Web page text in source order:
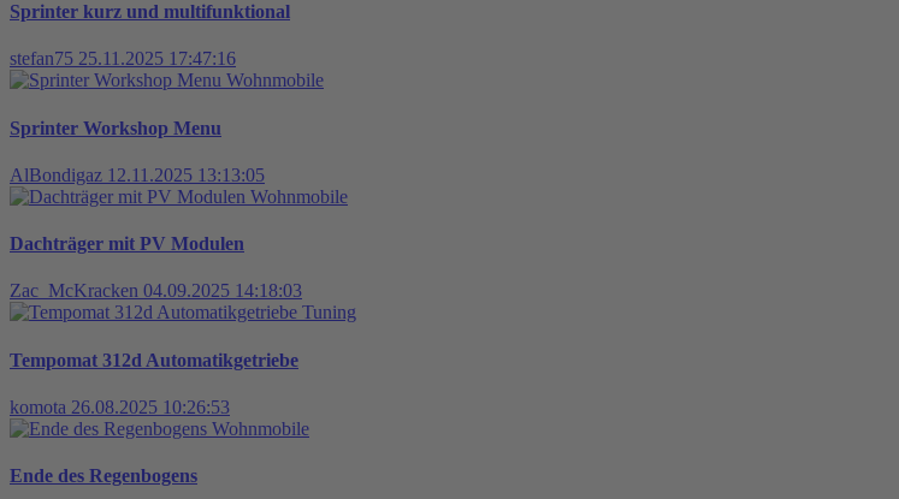
Sprinter kurz und multifunktional
stefan75 25.11.2025 17:47:16
Wohnmobile
Sprinter Workshop Menu
AlBondigaz 12.11.2025 13:13:05
Wohnmobile
Dachträger mit PV Modulen
Zac_McKracken 04.09.2025 14:18:03
Tuning
Tempomat 312d Automatikgetriebe
komota 26.08.2025 10:26:53
Wohnmobile
Ende des Regenbogens